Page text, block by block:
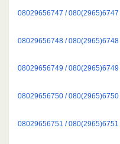
08029656747 /
08029656748 /
08029656749 /
08029656750 /
08029656751 / 080(2965)6751